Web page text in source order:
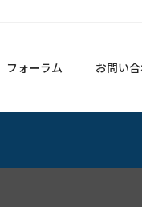
フォーラム お問い